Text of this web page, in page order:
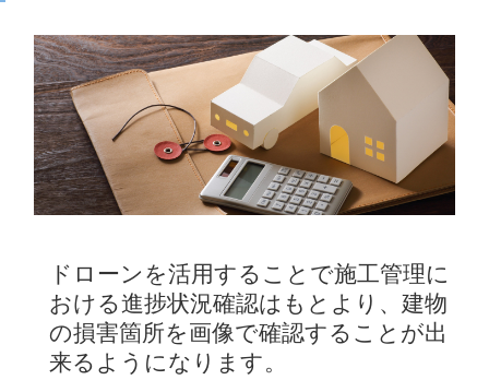
ドローンを活用することで施工管理に
おける進捗状況確認はもとより、建物
の損害箇所を画像で確認することが出
来るようになります。